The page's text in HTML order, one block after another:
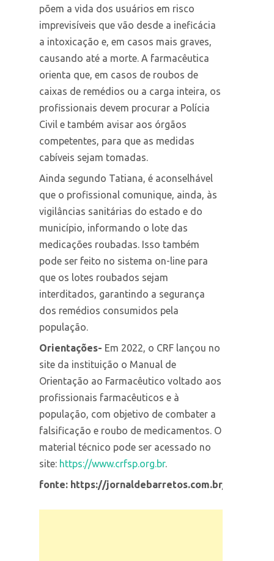
põem a vida dos usuários em risco
imprevisíveis que vão desde a ineficácia
a intoxicação e, em casos mais graves,
causando até a morte. A farmacêutica
orienta que, em casos de roubos de
caixas de remédios ou a carga inteira, os
profissionais devem procurar a Polícia
Civil e também avisar aos órgãos
competentes, para que as medidas
cabíveis sejam tomadas.
Ainda segundo Tatiana, é aconselhável
que o profissional comunique, ainda, às
vigilâncias sanitárias do estado e do
município, informando o lote das
medicações roubadas. Isso também
pode ser feito no sistema on-line para
que os lotes roubados sejam
interditados, garantindo a segurança
dos remédios consumidos pela
população.
Orientações- Em 2022, o CRF lançou no
site da instituição o Manual de
Orientação ao Farmacêutico voltado aos
profissionais farmacêuticos e à
população, com objetivo de combater a
falsificação e roubo de medicamentos. O
material técnico pode ser acessado no
site: https://www.crfsp.org.br.
fonte: https://jornaldebarretos.com.br/